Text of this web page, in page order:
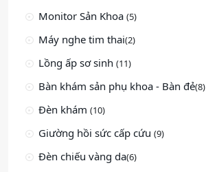
Monitor Sản Khoa (5)
Máy nghe tim thai(2)
Lồng ấp sơ sinh (11)
Bàn khám sản phụ khoa - Bàn đẻ(8)
Đèn khám (10)
Giường hồi sức cấp cứu (9)
Đèn chiếu vàng da(6)